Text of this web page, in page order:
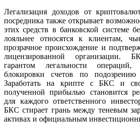
Легализация доходов от
посредника также открывает
этих средств в банковской системе
лояльнее относятся к клиентам,
прозрачное происхождение и
лицензированной организации.
гарантом легальности
блокировки счетов по
Заработать на крипте с БКС и
полученной прибылью становится
для каждого ответственного
БКС стирает грань между теневым
активах и официальным